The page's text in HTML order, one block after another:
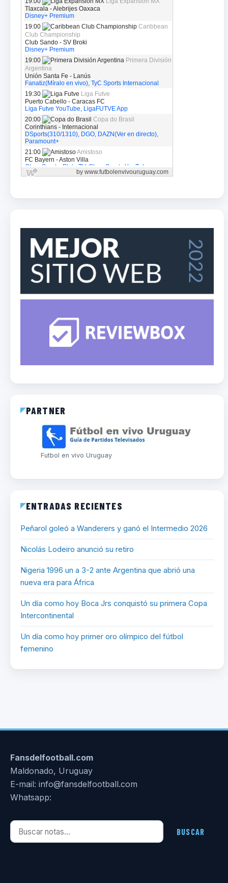
PARTNER
Futbol en vivo Uruguay
ENTRADAS RECIENTES
Peñarol goleó a Wanderers y ganó el Intermedio 2026
Nicolás Lodeiro anunció su retiro
Nigeria 1996 un a 3-2 ante Argentina que abrió una
nueva era para África
Un día como hoy Boca Jrs conquistó su primera Copa
Intercontinental
Un día como hoy primer oro olímpico del fútbol
femenino
Fansdelfootball.com
Maldonado, Uruguay
E-mail: info@fansdelfootball.com
Whatsapp:
Buscar notas BUSCAR